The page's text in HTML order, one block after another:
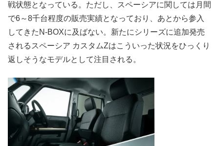
戦状態となっている。ただし、スペーシアに関しては月間
で6～8千台程度の販売実績となっており、あとから参入
してきたN-BOXに及ばない。新たにシリーズに追加発売
されるスペーシア カスタムZはこういった状況をひっくり
返しそうなモデルとして注目される。